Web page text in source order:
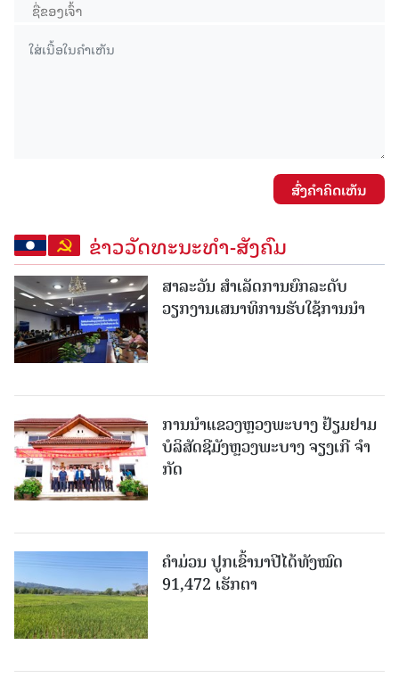
ສົ່ງຄໍາຄິດເຫັນ
ຂ່າວວັດທະນະທຳ-ສັງຄົມ
ສາລະວັນ ສໍາເລັດການຍົກລະດັບ
ວຽກງານເສນາທິການຮັບໃຊ້ການນໍາ
ການນຳແຂວງຫຼວງພະບາງ ຢ້ຽມ​ຢາມ
ບໍ​ລິ​ສັດຊີມັງຫຼວງພະບາງ ຈຽງເກີ ຈໍາ
ກັດ
ຄໍາມ່ວນ ປູກເຂົ້ານາປີໄດ້ທັງໝົດ
91,472 ເຮັກຕາ